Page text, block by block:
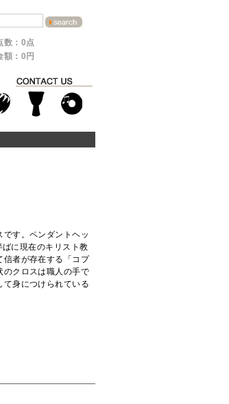
数：0点
額：0円
す。ペンダントヘッ
に現在のキリスト教
信者が存在する「コプ
のクロスは職人の手で
身につけられている